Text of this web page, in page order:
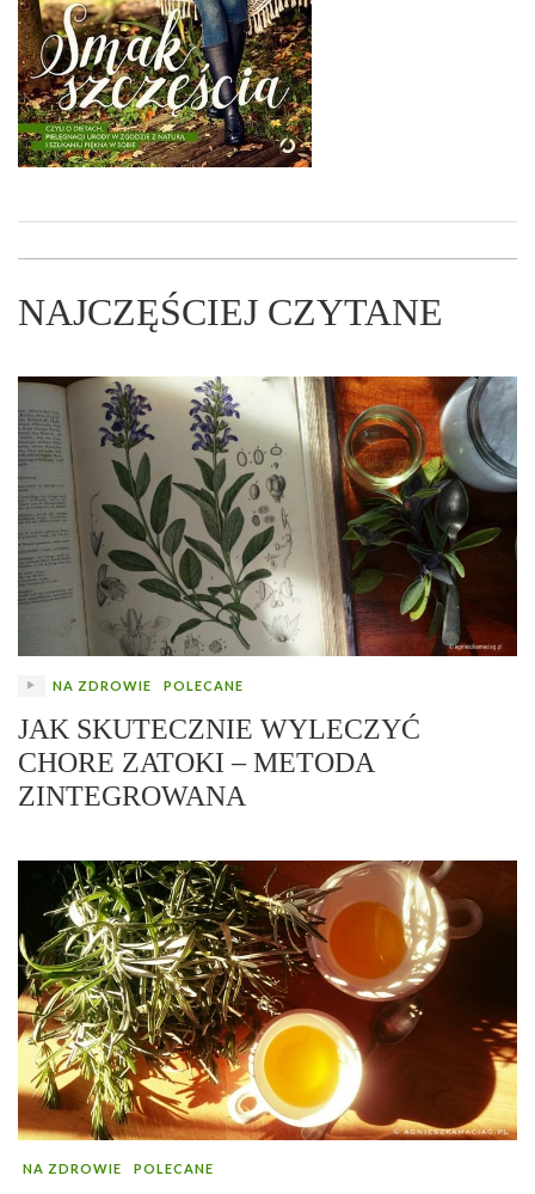
NAJCZĘŚCIEJ CZYTANE
NA ZDROWIE POLECANE
JAK SKUTECZNIE WYLECZYĆ
CHORE ZATOKI – METODA
ZINTEGROWANA
NA ZDROWIE POLECANE